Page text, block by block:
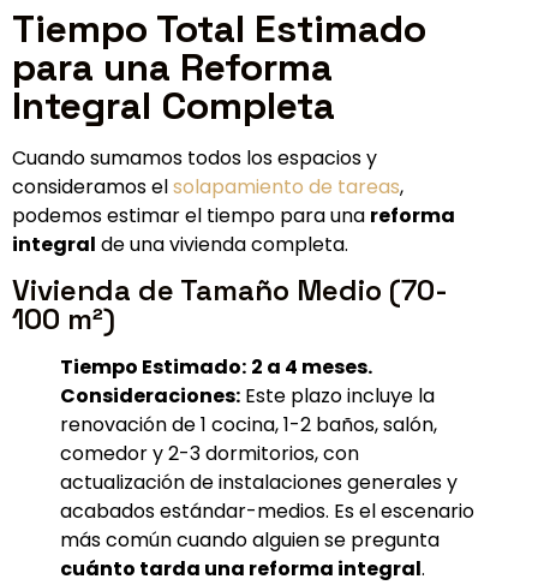
Tiempo Total Estimado
para una Reforma
Integral Completa
Cuando sumamos todos los espacios y
consideramos elsolapamiento de tareas,
podemos estimar el tiempo para una reforma
integral de una vivienda completa.
Vivienda de Tamaño Medio (70-
100 m²)
Tiempo Estimado: 2 a 4 meses.
Consideraciones: Este plazo incluye la
renovación de 1 cocina, 1-2 baños, salón,
comedor y 2-3 dormitorios, con
actualización de instalaciones generales y
acabados estándar-medios. Es el escenario
más común cuando alguien se pregunta
cuánto tarda una reforma integral.